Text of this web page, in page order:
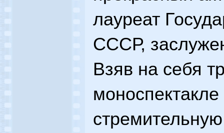
лауреат
СССР,
Взяв на себя